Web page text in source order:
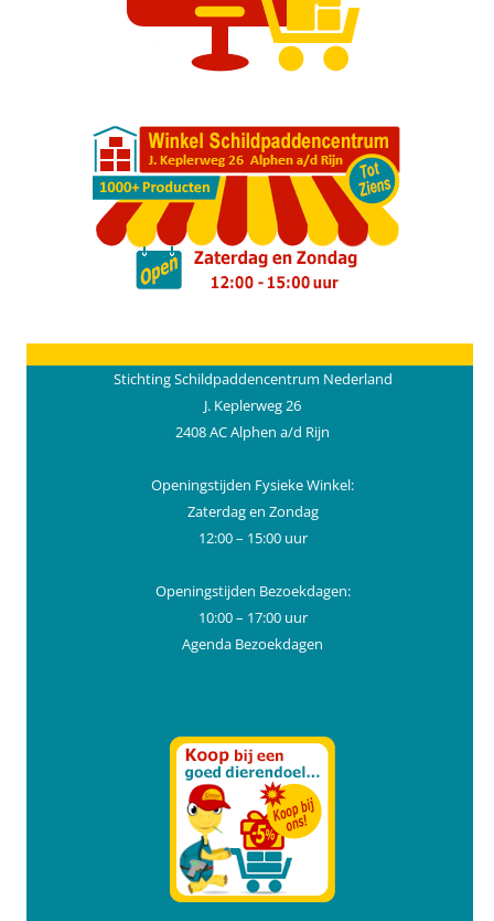
Stichting Schildpaddencentrum Nederland
J. Keplerweg 26
2408 AC Alphen a/d Rijn
Openingstijden Fysieke Winkel:
Zaterdag en Zondag
12:00 – 15:00 uur
Openingstijden Bezoekdagen:
10:00 – 17:00 uur
Agenda Bezoekdagen